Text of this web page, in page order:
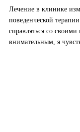
Лечение в клинике
поведенческой
справляться со
внимательным, я